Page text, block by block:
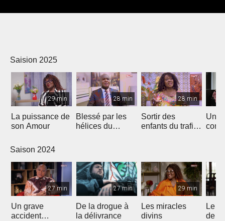
Saision 2025
29 min
La puissance de
son Amour
28 min
Blessé par les
hélices du
28 min
Sortir des
enfants du trafic
Un
Saison 2024
27 min
Un grave
accident
27 min
De la drogue à
la délivrance
29 min
Les miracles
divins
Le
de